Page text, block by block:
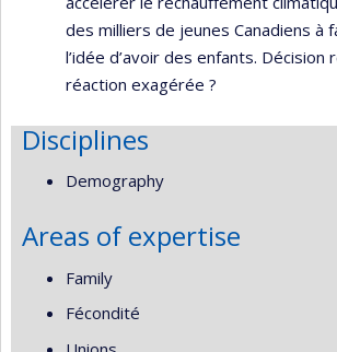
des milliers de jeunes Canadiens à
l’idée d’avoir des enfants. Décision
réaction exagérée ?
Disciplines
Demography
Areas of expertise
Family
Fécondité